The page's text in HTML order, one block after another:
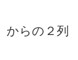
からの２列